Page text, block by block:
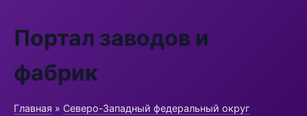
Портал заводов и
фабрик
Главная » Северо-Западный федеральный округ